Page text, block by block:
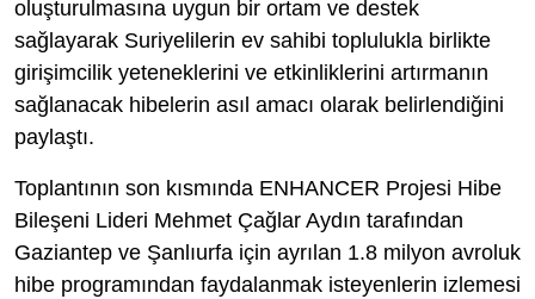
oluşturulmasına uygun bir ortam ve destek
sağlayarak Suriyelilerin ev sahibi toplulukla birlikte
girişimcilik yeteneklerini ve etkinliklerini artırmanın
sağlanacak hibelerin asıl amacı olarak belirlendiğini
paylaştı.
Toplantının son kısmında ENHANCER Projesi Hibe
Bileşeni Lideri Mehmet Çağlar Aydın tarafından
Gaziantep ve Şanlıurfa için ayrılan 1.8 milyon avroluk
hibe programından faydalanmak isteyenlerin izlemesi